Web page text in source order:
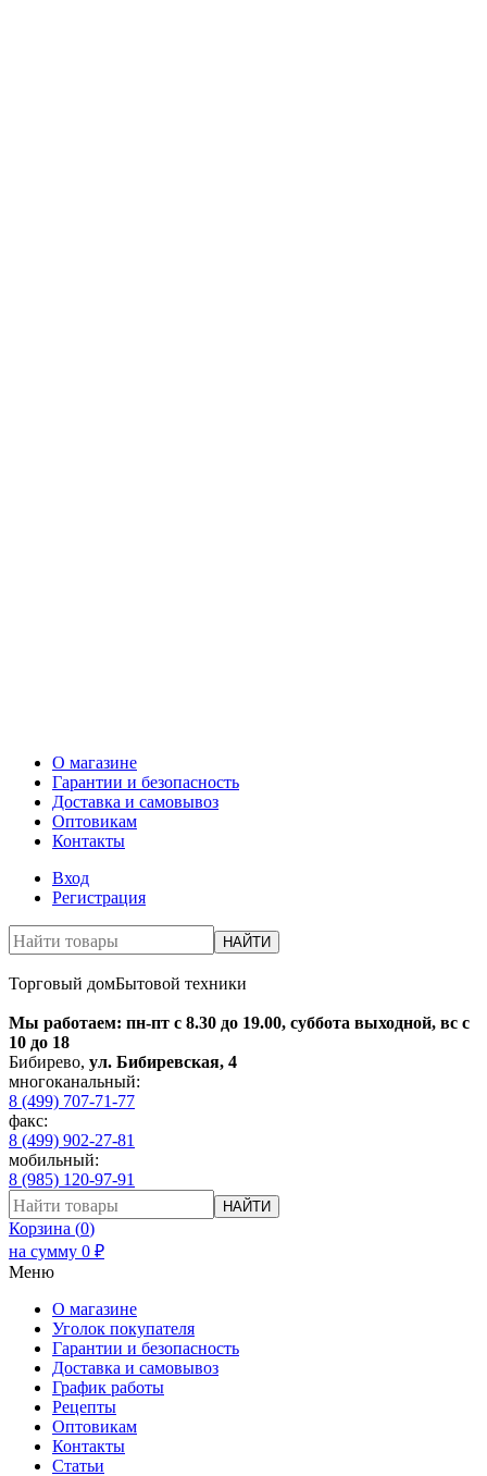
О магазине
Гарантии и безопасность
Доставка и самовывоз
Оптовикам
Контакты
Вход
Регистрация
НАЙТИ
Торговый домБытовой техники
Мы работаем: пн-пт с 8.30 до 19.00, суббота выходной, вс с
10 до 18
Бибирево, ул. Бибиревская, 4
многоканальный:
8 (499) 707-71-77
факс:
8 (499) 902-27-81
мобильный:
8 (985) 120-97-91
НАЙТИ
Корзина (0)
на сумму 0 ₽
Меню
О магазине
Уголок покупателя
Гарантии и безопасность
Доставка и самовывоз
График работы
Рецепты
Оптовикам
Контакты
Статьи